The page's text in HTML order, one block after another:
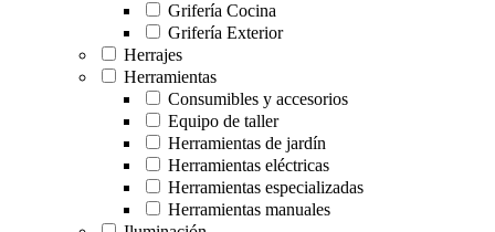
Grifería Cocina
Grifería Exterior
Herrajes
Herramientas
Consumibles y accesorios
Equipo de taller
Herramientas de jardín
Herramientas eléctricas
Herramientas especializadas
Herramientas manuales